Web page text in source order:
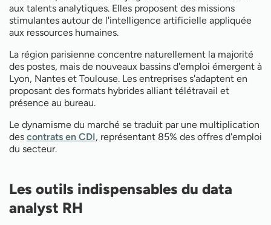
aux talents analytiques. Elles proposent des missions
stimulantes autour de l'intelligence artificielle appliquée
aux ressources humaines.
La région parisienne concentre naturellement la majorité
des postes, mais de nouveaux bassins d'emploi émergent à
Lyon, Nantes et Toulouse. Les entreprises s'adaptent en
proposant des formats hybrides alliant télétravail et
présence au bureau.
Le dynamisme du marché se traduit par une multiplication
des contrats en CDI, représentant 85% des offres d'emploi
du secteur.
Les outils indispensables du data
analyst RH